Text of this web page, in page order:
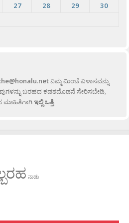
27 28 29
30
ನಿಮ್ಮ ಮಿಂಚೆ ವಿಳಾಸವನ್ನು
ಬರಹದ ಕಡತದೊಡನೆ ಸೇರಿಸಬೇಡಿ,
ಮಾಹಿತಿಗಾಗಿಇಲ್ಲಿ ಒತ್ತಿ.
ನಾಡು